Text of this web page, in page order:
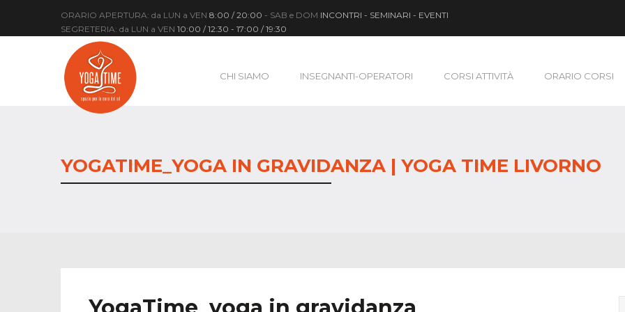
ORARIO APERTURA: da LUN a VEN 8:00 / 20:00 - SAB e DOM INCONTRI - SEMINARI - EVENTI
SEGRETERIA: da LUN a VEN 10:00 / 12:30 - 17:00 / 19:30
CHI SIAMO INSEGNANTI-OPERATORI CORSI ATTIVITÀ ORARIO CORSI
YOGATIME_YOGA IN GRAVIDANZA | YOGA TIME LIVORNO